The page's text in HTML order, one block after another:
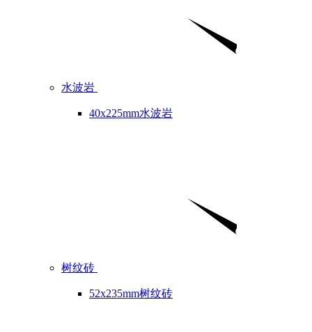
水波岩
40x225mm水波岩
树纹砖
52x235mm树纹砖